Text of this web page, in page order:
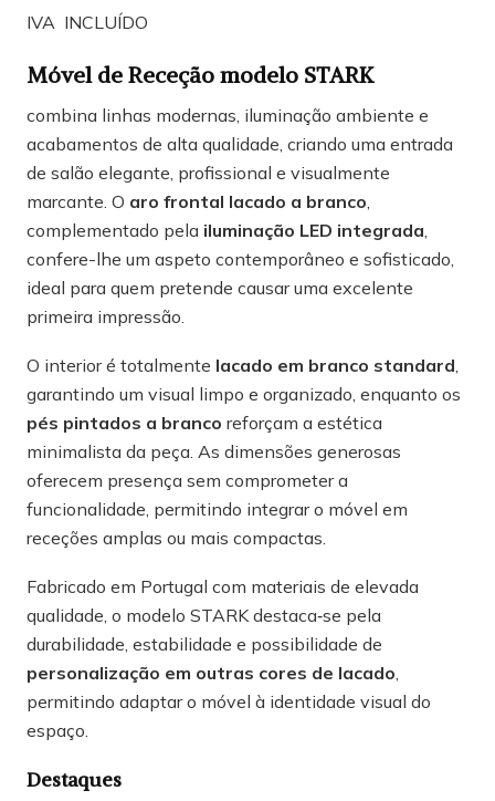
IVA INCLUÍDO
Móvel de Receção modelo STARK
combina linhas modernas, iluminação ambiente e
acabamentos de alta qualidade, criando uma entrada
de salão elegante, profissional e visualmente
marcante. O aro frontal lacado a branco
complementado pela iluminação LED integrada
confere-lhe um aspeto contemporâneo e sofisticado,
ideal para quem pretende causar uma excelente
primeira impressão.
O interior é totalmente lacado em branco standard
garantindo um visual limpo e organizado, enquanto os
pés pintados a branco reforçam a estética
minimalista da peça. As dimensões generosas
oferecem presença sem comprometer a
funcionalidade, permitindo integrar o móvel em
receções amplas ou mais compactas.
Fabricado em Portugal com materiais de elevada
qualidade, o modelo STARK destaca‑se pela
durabilidade, estabilidade e possibilidade de
personalização em outras cores de lacado
permitindo adaptar o móvel à identidade visual do
espaço.
Destaques